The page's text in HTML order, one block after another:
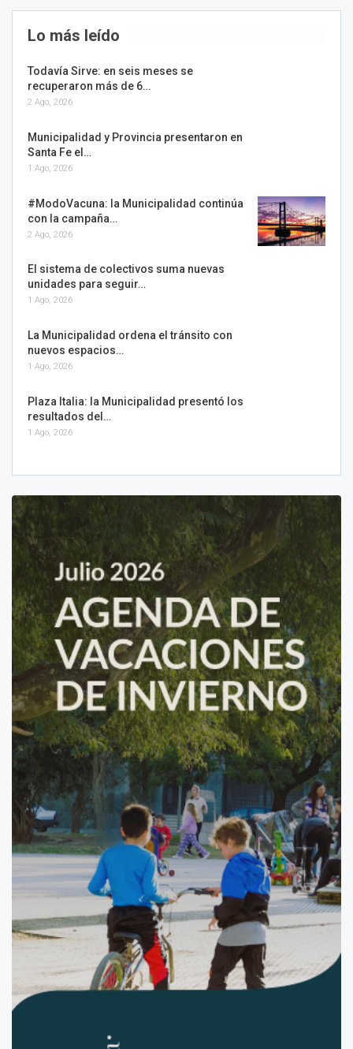
Lo más leído
Todavía Sirve: en seis meses se
recuperaron más de 6…
2 Ago, 2026
Municipalidad y Provincia presentaron en
Santa Fe el…
1 Ago, 2026
#ModoVacuna: la Municipalidad continúa
con la campaña…
2 Ago, 2026
El sistema de colectivos suma nuevas
unidades para seguir…
1 Ago, 2026
La Municipalidad ordena el tránsito con
nuevos espacios…
1 Ago, 2026
Plaza Italia: la Municipalidad presentó los
resultados del…
1 Ago, 2026